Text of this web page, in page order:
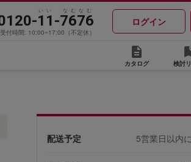
いい なむなむ
11-7676
受付時間: 10:00~17:00（不定休）
ログイン
カタログ
検討
配送予定 5営業日以内